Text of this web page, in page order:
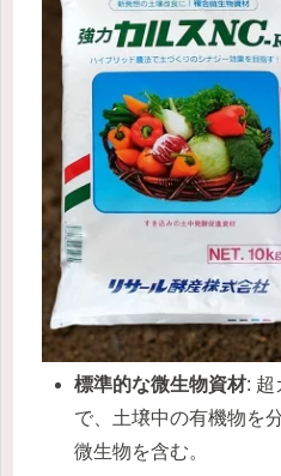
標準的な微生物資材: 超
で、土壌中の有機物を
微生物を含む。